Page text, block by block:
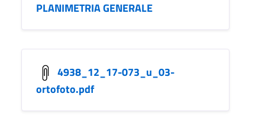
PLANIMETRIA GENERALE
4938_12_17-073_u_03-
ortofoto.pdf